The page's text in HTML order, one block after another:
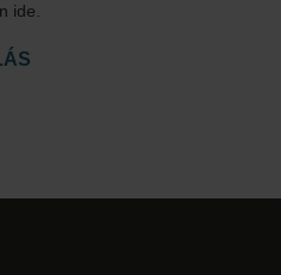
ide.